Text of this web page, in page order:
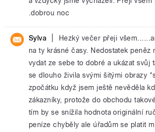
.dobrou noc
Sylva
Hezký večer přeji
na ty krásné časy. Nedostatek peněz
vydat ze sebe to dobré a ukázat svůj
se dlouho živila svými šitými obrazy
zpočátku když jsem ještě nevěděla
zákazníky, protože do obchodu
tím by se snížila hodnota originální
peníze chyběly ale úřadům se platit